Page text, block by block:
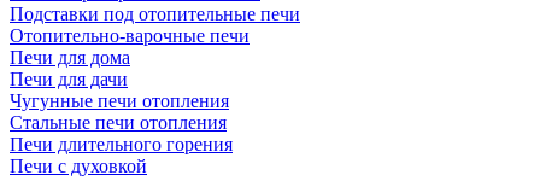
Подставки под отопительные печи
Отопительно-варочные печи
Печи для дома
Печи для дачи
Чугунные печи отопления
Стальные печи отопления
Печи длительного горения
Печи с духовкой